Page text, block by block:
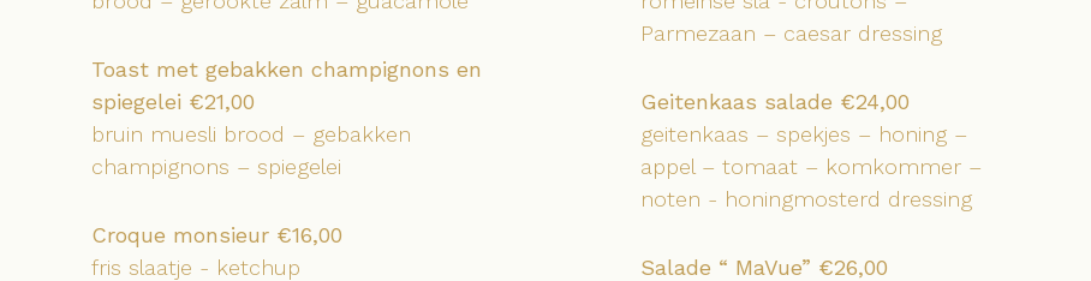
Toast met gebakken champignons en
spiegelei €21,00
bruin muesli brood – gebakken
champignons – spiegelei
Croque monsieur €16,00
fris slaatje - ketchup
Parmezaan – caesar dressing
Geitenkaas salade €24,00
geitenkaas – spekjes – honing –
appel – tomaat – komkommer –
noten - honingmosterd dressing
Salade “ MaVue” €26,00